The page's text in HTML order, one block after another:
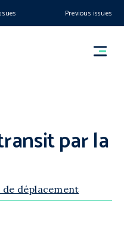
Previous issues
par la
de déplacement